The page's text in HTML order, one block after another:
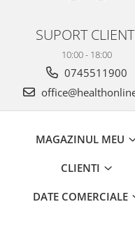
SUPORT
10:00 - 18:00
0745511900
MAGAZINUL MEU
CLIENTI
DATE COMERCIALE